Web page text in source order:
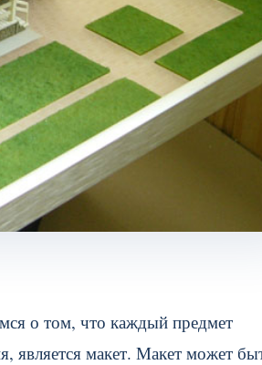
о том, что каждый предмет
является макет. Макет может